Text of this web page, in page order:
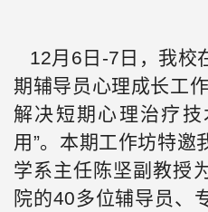
12月6日-7日，我校
期辅导员心理成长工
解决短期心理治疗
用”。本期工作坊特邀
学系主任陈坚副教授
院的40多位辅导员、